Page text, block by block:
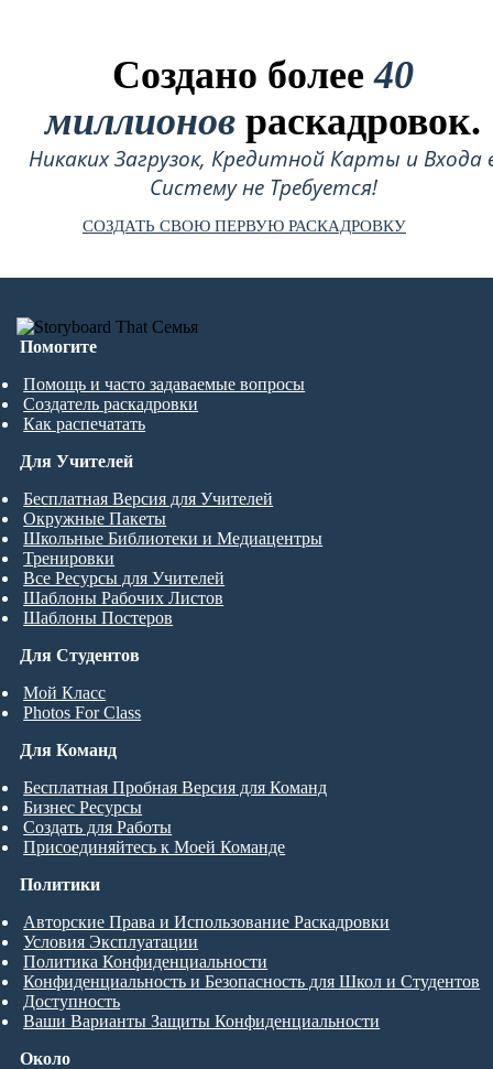
Создано более40
миллионов раскадровок.
Никаких Загрузок, Кредитной Карты и Входа
Систему не Требуется!
СОЗДАТЬ СВОЮ ПЕРВУЮ РАСКАДРОВКУ
Помогите
Помощь и часто задаваемые вопросы
Создатель раскадровки
Как распечатать
Для Студентов
Мой Класс
Photos For Class
Для Учителей
Бесплатная Версия для Учителей
Окружные Пакеты
Школьные Библиотеки и Медиацентры
Тренировки
Все Ресурсы для Учителей
Шаблоны Рабочих Листов
Шаблоны Постеров
Для Команд
Бесплатная Пробная Версия для Команд
Бизнес Ресурсы
Создать для Работы
Присоединяйтесь к Моей Команде
Около
Политики
Авторские Права и Использование Раскадровки
Условия Эксплуатации
Политика Конфиденциальности
Конфиденциальность и Безопасность для Школ и Студентов
Доступность
Ваши Варианты Защиты Конфиденциальности